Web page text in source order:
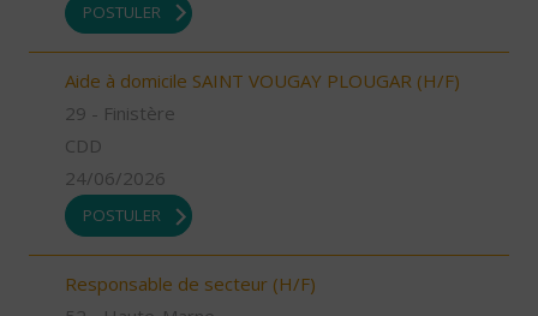
POSTULER
Aide à domicile SAINT VOUGAY PLOUGAR (H/F)
29 - Finistère
CDD
24/06/2026
POSTULER
Responsable de secteur (H/F)